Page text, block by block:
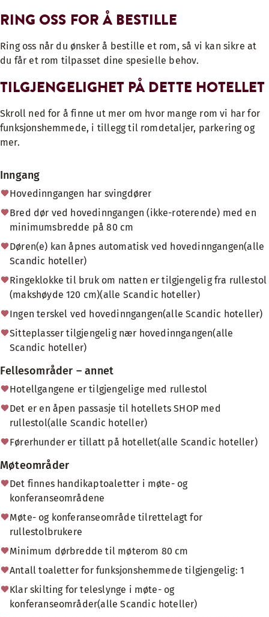
RING OSS FOR Å BESTILLE
Ring oss når du ønsker å bestille et rom, så vi kan sikre at
du får et rom tilpasset dine spesielle behov.
TILGJENGELIGHET PÅ DETTE HOTELLET
Skroll ned for å finne ut mer om hvor mange rom vi har for
funksjonshemmede, i tillegg til romdetaljer, parkering og
mer.
Inngang
Hovedinngangen har svingdører
Bred dør ved hovedinngangen (ikke-roterende) med en
minimumsbredde på 80 cm
Døren(e) kan åpnes automatisk ved hovedinngangen(alle
Scandic hoteller)
Ringeklokke til bruk om natten er tilgjengelig fra rullestol
(makshøyde 120 cm)(alle Scandic hoteller)
Ingen terskel ved hovedinngangen(alle Scandic hoteller)
Sitteplasser tilgjengelig nær hovedinngangen(alle
Scandic hoteller)
Fellesområder – annet
Hotellgangene er tilgjengelige med rullestol
Det er en åpen passasje til hotellets SHOP med
rullestol(alle Scandic hoteller)
Førerhunder er tillatt på hotellet(alle Scandic hoteller)
Møteområder
Det finnes handikaptoaletter i møte- og
konferanseområdene
Møte- og konferanseområde tilrettelagt for
rullestolbrukere
Minimum dørbredde til møterom 80 cm
Antall toaletter for funksjonshemmede tilgjengelig: 1
Klar skilting for teleslynge i møte- og
konferanseområder(alle Scandic hoteller)